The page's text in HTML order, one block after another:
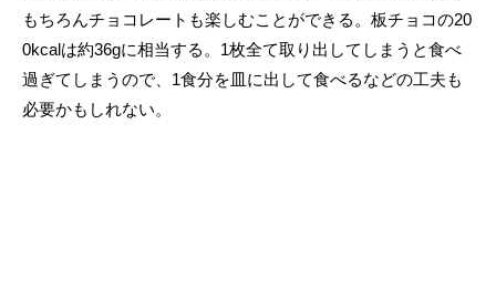
もちろんチョコレートも楽しむことができる。板チョコの20
0kcalは約36gに相当する。1枚全て取り出してしまうと食べ
過ぎてしまうので、1食分を皿に出して食べるなどの工夫も
必要かもしれない。